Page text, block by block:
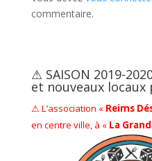
commentaire.
⚠ SAISON 2019-
et nouveaux locaux
⚠ L’association « Reims
en centre ville, à « La